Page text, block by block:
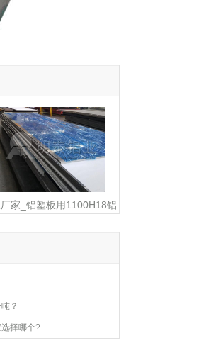
家_铝塑板用1100H18铝
？
择哪个?